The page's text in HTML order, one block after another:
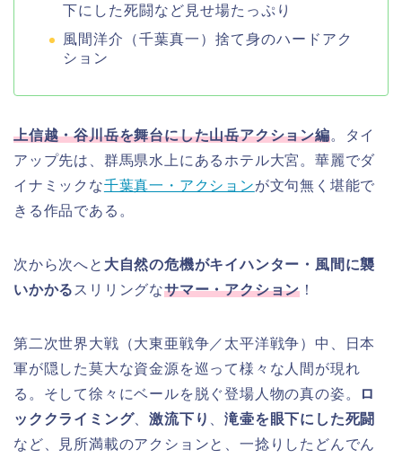
下にした死闘など見せ場たっぷり
風間洋介（千葉真一）捨て身のハードアク
ション
上信越・谷川岳を舞台にした山岳アクション編。タイ
アップ先は、群馬県水上にあるホテル大宮。華麗でダ
イナミックな千葉真一・アクションが文句無く堪能で
きる作品である。
次から次へと 大自然の危機がキイハンター・風間に襲
いかかる スリリングなサマー・アクション ！
第二次世界大戦（大東亜戦争／太平洋戦争）中、日本
軍が隠した莫大な資金源を巡って様々な人間が現れ
る。そして徐々にベールを脱ぐ登場人物の真の姿。
ロ
ッククライミング、激流下り 、滝壷を眼下にした死闘
など、見所満載のアクションと、一捻りしたどんでん